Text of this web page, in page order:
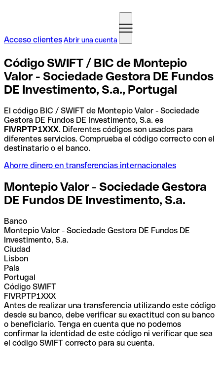
Acceso clientesAbrir una cuenta
Código SWIFT / BIC de Montepio
Valor - Sociedade Gestora DE Fundos
DE Investimento, S.a., Portugal
El código BIC / SWIFT de Montepio Valor - Sociedade
Gestora DE Fundos DE Investimento, S.a. es
FIVRPTP1XXX. Diferentes códigos son usados para
diferentes servicios. Comprueba el código correcto con el
destinatario o el banco.
Ahorre dinero en transferencias internacionales
Montepio Valor - Sociedade Gestora
DE Fundos DE Investimento, S.a.
Banco
Montepio Valor - Sociedade Gestora DE Fundos DE
Investimento, S.a.
Ciudad
Lisbon
País
Portugal
Código SWIFT
FIVRPTP1XXX
Antes de realizar una transferencia utilizando este código
desde su banco, debe verificar su exactitud con su banco
o beneficiario. Tenga en cuenta que no podemos
confirmar la identidad de este código ni verificar que sea
el código SWIFT correcto para su cuenta.